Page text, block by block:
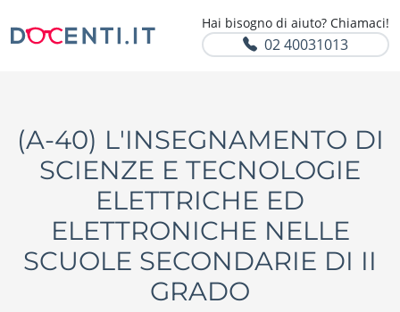
Hai bisogno di aiuto? Chiamaci!
02 40031013
(A-40) L'INSEGNAMENTO DI
SCIENZE E TECNOLOGIE
ELETTRICHE ED
ELETTRONICHE NELLE
SCUOLE SECONDARIE DI II
GRADO